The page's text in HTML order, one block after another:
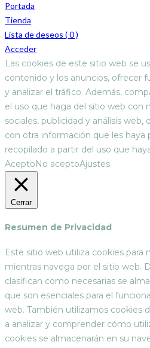
Portada
Tienda
Lista de deseos (0)
Acceder
Las cookies de este sitio web se
contenido y los anuncios, ofrecer
y analizar el tráfico. Además,
el uso que haga del sitio web con
sociales, publicidad y análisis
con otra información que les haya
recopilado a partir del uso que
AceptoNo aceptoAjustes
Cerrar
Resumen de Privacidad
Este sitio web utiliza cookies para
mientras navega por el sitio web.
clasifican como necesarias se
que son esenciales para el
web. También utilizamos cookies
a analizar y comprender cómo
cookies se almacenarán en su